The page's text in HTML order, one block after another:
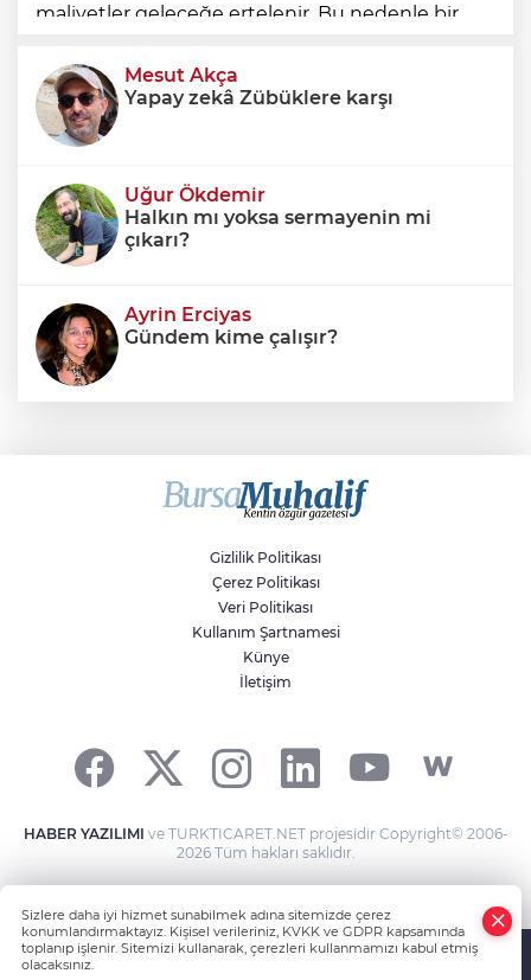
maliyetler geleceğe ertelenir. Bu nedenle bir
yalnızca bütçe açığına veya resmi borç stok
Mesut Akça
Yapay zekâ Zübüklere karşı
Uğur Ökdemir
Halkın mı yoksa sermayenin mi
çıkarı?
Ayrin Erciyas
Gündem kime çalışır?
Savaşların gölgesinde engellilik,
doğa ve kaybedilen gelecek
Gizlilik Politikası
Çerez Politikası
Veri Politikası
Kullanım Şartnamesi
Künye
İletişim
HABER YAZILIMI ve TURKTICARET.NET projesidir Copyright© 2006-
2026 Tüm hakları saklıdır.
Sizlere daha iyi hizmet sunabilmek adına sitemizde çerez
konumlandırmaktayız. Kişisel verileriniz, KVKK ve GDPR kapsamında
toplanıp işlenir. Sitemizi kullanarak, çerezleri kullanmamızı kabul etmiş
olacaksınız.